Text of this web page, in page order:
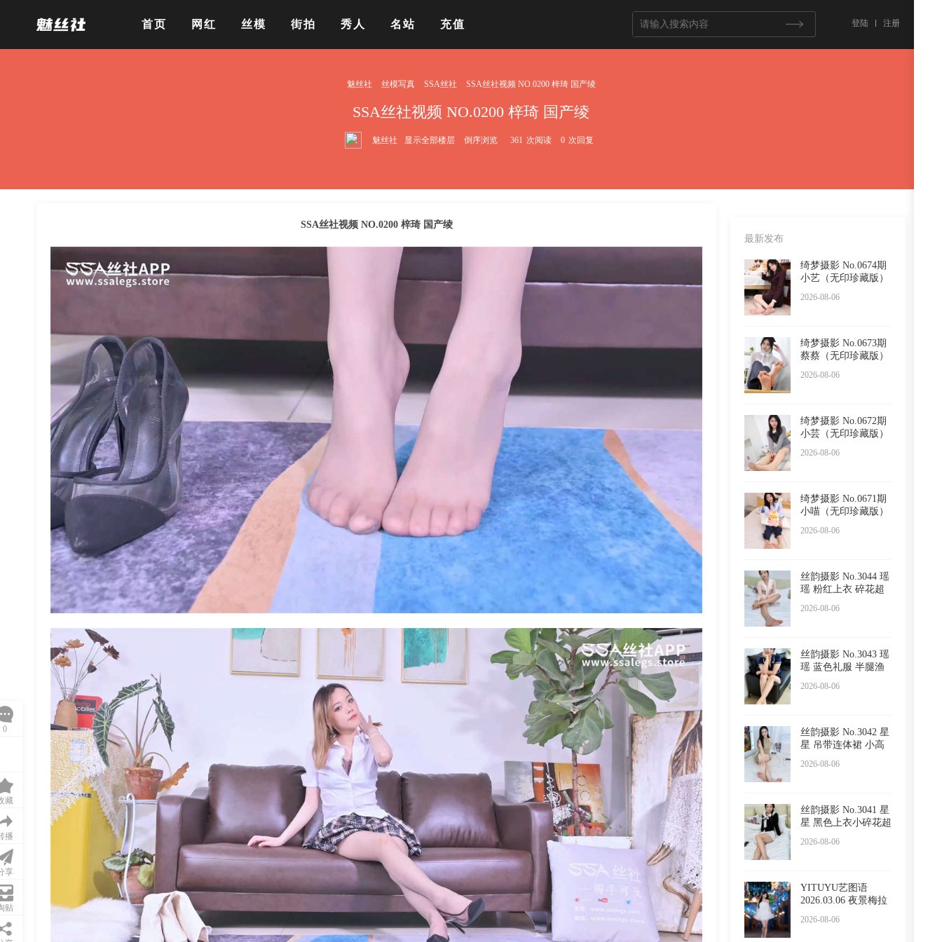
首页 网红 丝模 街拍 秀人 名站 充值 登陆 注册
魅丝社 丝模写真 SSA丝社 SSA丝社视频 NO.0200 梓琦 国产绫
SSA丝社视频 NO.0200 梓琦 国产绫
魅丝社 显示全部楼层 倒序浏览 361 次阅读 0 次回复
0
藏
播
享
贴
最新发布
绮梦摄影 No.0674期
小艺（无印珍藏版）
2026-08-06
绮梦摄影 No.0673期
蔡蔡（无印珍藏版）
2026-08-06
绮梦摄影 No.0672期
小芸（无印珍藏版）
2026-08-06
绮梦摄影 No.0671期
小喵（无印珍藏版）
2026-08-06
丝韵摄影 No.3044 瑶
瑶 粉红上衣 碎花超
2026-08-06
丝韵摄影 No.3043 瑶
瑶 蓝色礼服 半腿渔
2026-08-06
丝韵摄影 No.3042 星
星 吊带连体裙 小高
2026-08-06
丝韵摄影 No.3041 星
星 黑色上衣小碎花超
2026-08-06
YITUYU艺图语
2026.03.06 夜景梅拉
2026-08-06
SSA丝社视频 NO.0200 梓琦 国产绫